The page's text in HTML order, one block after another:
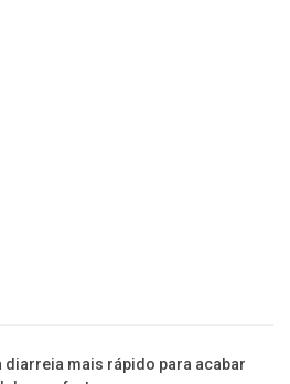
diarreia mais rápido para acabar